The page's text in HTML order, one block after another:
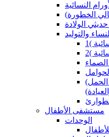
النسائية
الولادة
والتوليد
)1
)2
الصماء
(قاعة الولادة قبل الولادة (خدمة الحمل
مستشفى الأطفال
الوحدات